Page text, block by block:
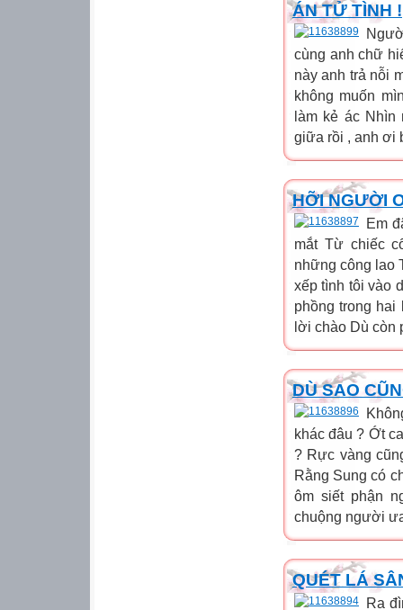
ÁN TỬ TÌNH !
cùng anh chữ
này anh trả nỗi
không muốn
làm kẻ ác
giữa rồi , anh ơi
HỠI NGƯỜI
Em
mắt Từ chiếc
những công lao
xếp tình tôi vào
phồng trong hai
lời chào Dù còn
DÙ SAO
khác đâu ? Ớt
? Rực vàng
Rằng Sung có
ôm siết phận
chuộng người
QUÉT LÁ
Ra